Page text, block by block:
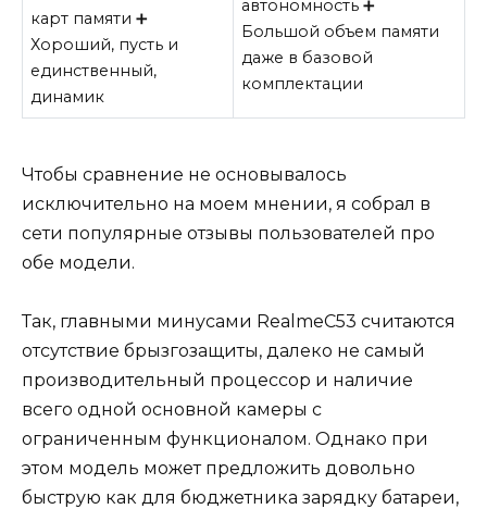
карт памяти ➕
Хороший, пусть и
единственный,
динамик
автономность ➕
Большой объем памяти
даже в базовой
комплектации
Чтобы сравнение не основывалось
исключительно на моем мнении, я собрал в
сети популярные отзывы пользователей про
обе модели.
Так, главными минусами RealmeC53 считаются
отсутствие брызгозащиты, далеко не самый
производительный процессор и наличие
всего одной основной камеры с
ограниченным функционалом. Однако при
этом модель может предложить довольно
быструю как для бюджетника зарядку батареи,